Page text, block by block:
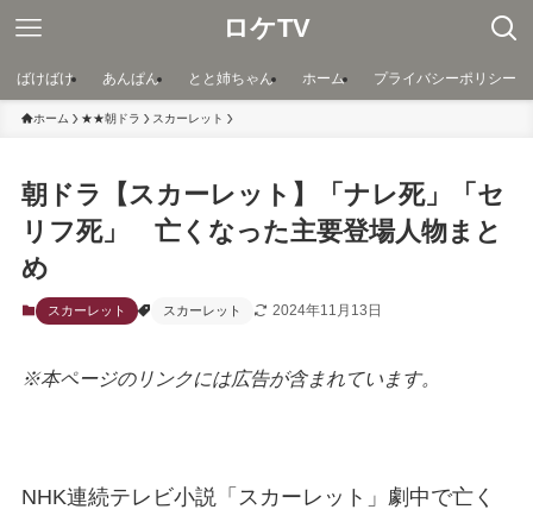
ロケTV
ばけばけ あんぱん とと姉ちゃん ホーム プライバシーポリシー
ホーム ★★朝ドラ スカーレット
朝ドラ【スカーレット】「ナレ死」「セ
リフ死」 亡くなった主要登場人物まと
め
スカーレット スカーレット 2024年11月13日
※本ページのリンクには広告が含まれています。
NHK連続テレビ小説「スカーレット」劇中で亡く